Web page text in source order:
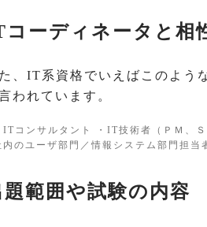
ーディネータと相
、IT系資格でいえばこのよう
われています。
ITコンサルタント ・IT技術者（ＰＭ、
内のユーザ部門／情報システム部門担
題範囲や試験の内容